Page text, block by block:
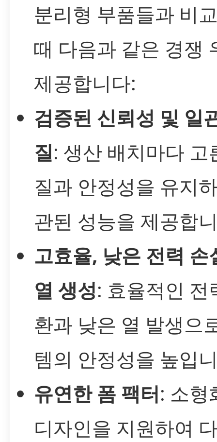
분리형 부품들과 비
때 다음과 같은 경쟁
제공합니다:
검증된 신뢰성 및 일
질: 생산 배치마다 고
질과 안정성을 유지
관된 성능을 제공합
고효율, 낮은 전력 손
열 생성: 효율적인 전
환과 낮은 열 발생으
템의 안정성을 높입
유연한 폼 팩터: 소형
디자인을 지원하여